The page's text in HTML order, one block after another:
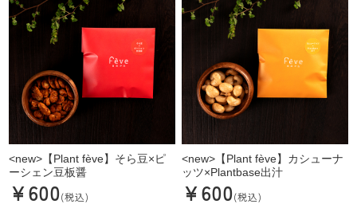
<new>【Plant fève】そら豆×ピ
ーシェン豆板醤
¥600(税込)
<new>【Plant fève】カシューナ
ッツ×Plantbase出汁
¥600(税込)